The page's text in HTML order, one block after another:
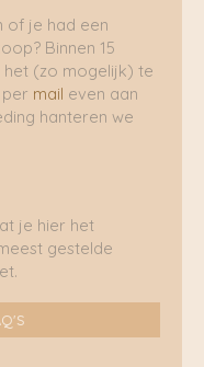
of je had een
Binnen 15
(zo mogelijk) te
mail even aan
hanteren we
je hier het
gestelde